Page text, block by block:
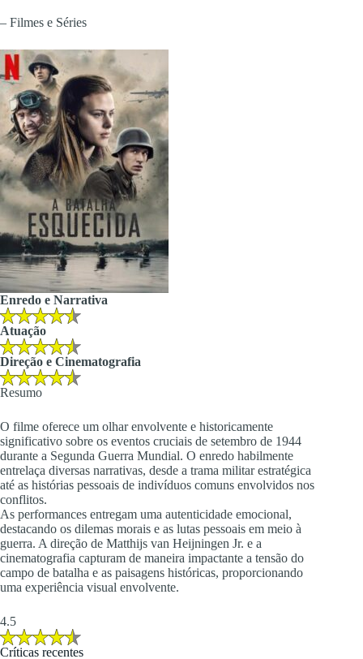
– Filmes e Séries
Enredo e Narrativa
Atuação
Direção e Cinematografia
Resumo
O filme oferece um olhar envolvente e historicamente
significativo sobre os eventos cruciais de setembro de 1944
durante a Segunda Guerra Mundial. O enredo habilmente
entrelaça diversas narrativas, desde a trama militar estratégica
até as histórias pessoais de indivíduos comuns envolvidos nos
conflitos.
As performances entregam uma autenticidade emocional,
destacando os dilemas morais e as lutas pessoais em meio à
guerra. A direção de Matthijs van Heijningen Jr. e a
cinematografia capturam de maneira impactante a tensão do
campo de batalha e as paisagens históricas, proporcionando
uma experiência visual envolvente.
4.5
Críticas recentes